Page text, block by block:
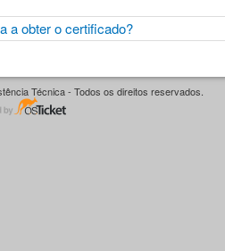
a obter o certificado?
Técnica - Todos os direitos reservados.